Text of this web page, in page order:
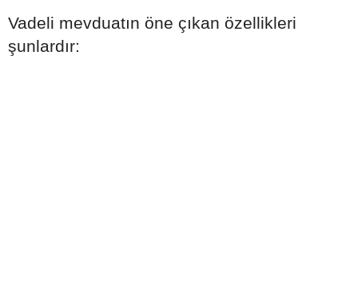
Vadeli mevduatın öne çıkan özellikleri
şunlardır: